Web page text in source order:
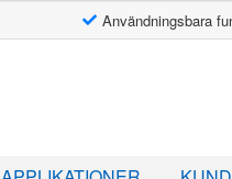
Användningsbara